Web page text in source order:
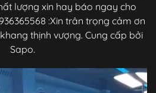
lượng xin hay báo ngay cho
:Xin trân trọng cảm ơn
thịnh vượng. Cung cấp bởi
Sapo.